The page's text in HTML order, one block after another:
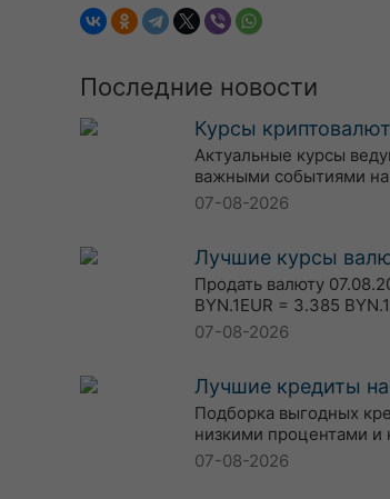
Последние новости
Курсы
Актуальные курсы
важными событиями
07-08-2026
Лучшие курсы
Продать валюту
BYN.1EUR = 3.385
07-08-2026
Лучшие кредиты на
Подборка выгодных
низкими процентами и
07-08-2026